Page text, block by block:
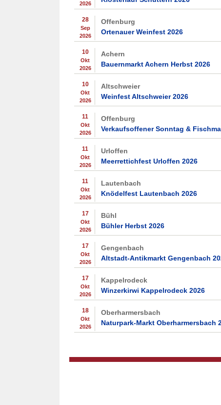
2026
28
Sep
2026
Offenburg
Ortenauer Weinfest 2026
10
Okt
2026
Achern
Bauernmarkt Achern Herbst 2026
10
Okt
2026
Altschweier
Weinfest Altschweier 2026
11
Okt
2026
Offenburg
Verkaufsoffener Sonntag &
11
Okt
2026
Urloffen
Meerrettichfest Urloffen 2026
11
Okt
2026
Lautenbach
Knödelfest Lautenbach 2026
17
Okt
2026
Bühl
Bühler Herbst 2026
17
Okt
2026
Gengenbach
Altstadt-Antikmarkt Gengenbach
17
Okt
2026
Kappelrodeck
Winzerkirwi Kappelrodeck 2026
18
Okt
2026
Oberharmersbach
Naturpark-Markt Oberharmersbach